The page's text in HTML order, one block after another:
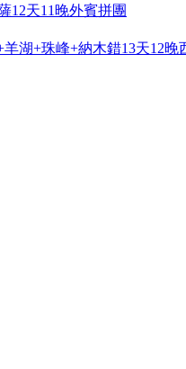
12天11晚外賓拼團
湖+珠峰+納木錯13天12晚